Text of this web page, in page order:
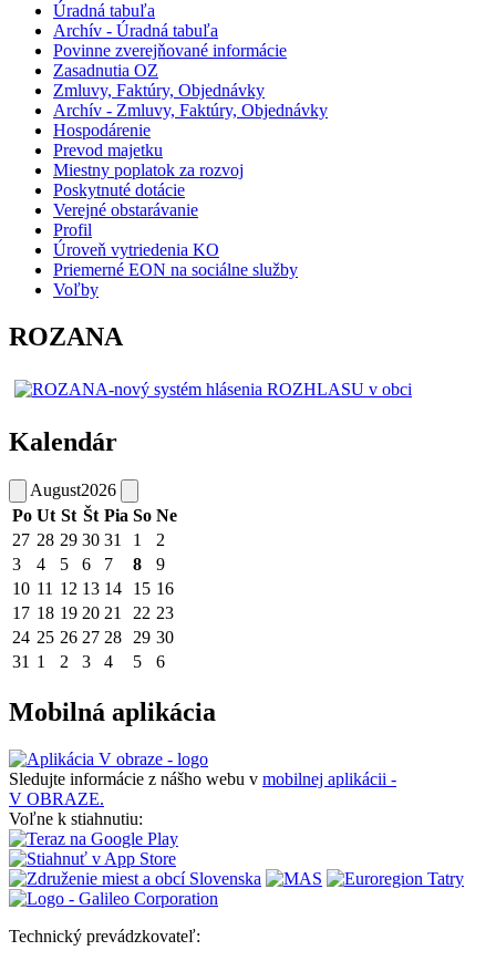
Úradná tabuľa
Archív - Úradná tabuľa
Povinne zverejňované informácie
Zasadnutia OZ
Zmluvy, Faktúry, Objednávky
Archív - Zmluvy, Faktúry, Objednávky
Hospodárenie
Prevod majetku
Miestny poplatok za rozvoj
Poskytnuté dotácie
Verejné obstarávanie
Profil
Úroveň vytriedenia KO
Priemerné EON na sociálne služby
Voľby
ROZANA
Kalendár
August2026
Po Ut St Št Pia So Ne
27 28 29 30 31 1
2
3
4 5 6 7 8
9
10 11 12 13 14 15 16
17 18 19 20 21 22 23
24 25 26 27 28 29 30
31 1 2 3 4 5 6
Mobilná aplikácia
Sledujte informácie z nášho webu v mobilnej aplikácii -
V OBRAZE.
Voľne k stiahnutiu:
Technický prevádzkovateľ: